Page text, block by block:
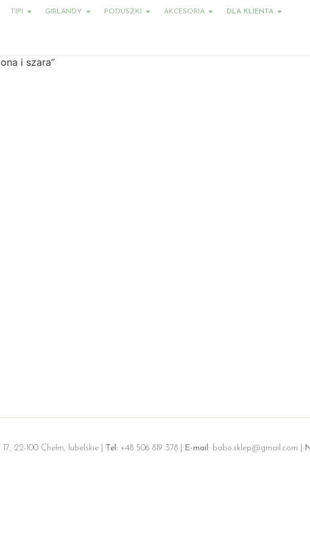
TIPI GIRLANDY PODUSZKI AKCESORIA DLA KLIENTA
i szara”
22-100 Chełm, lubelskie | Tel: +48 506 819 378 | E-mail: babo.sklep@gmail.com |